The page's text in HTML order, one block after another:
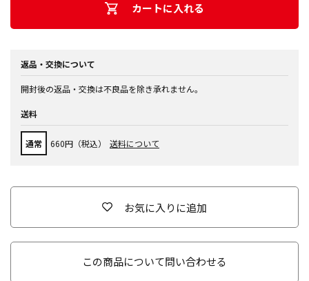
カートに入れる
返品・交換について
開封後の返品・交換は不良品を除き承れません。
送料
通常 660円（税込） 送料について
お気に入りに追加
この商品について問い合わせる